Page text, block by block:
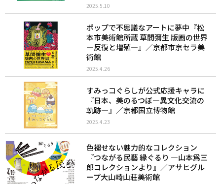
2025.5.10
ポップで不思議なアートに夢中『松
本市美術館所蔵 草間彌生 版画の世界
―反復と増殖―』／京都市京セラ美
術館
2025.4.26
すみっコぐらしが公式応援キャラに
『日本、美のるつぼ―異文化交流の
軌跡―』／京都国立博物館
2025.4.23
色褪せない魅力的なコレクション
『つながる民藝 縁ぐるり ―山本爲三
郎コレクションより』／アサヒグル
ープ大山崎山荘美術館